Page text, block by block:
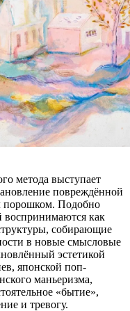
метода выступает
повреждённой
порошком. Подобно
воспринимаются как
собирающие
в новые смысловые
эстетикой
японской поп-
маньеризма,
«бытие»,
и тревогу.